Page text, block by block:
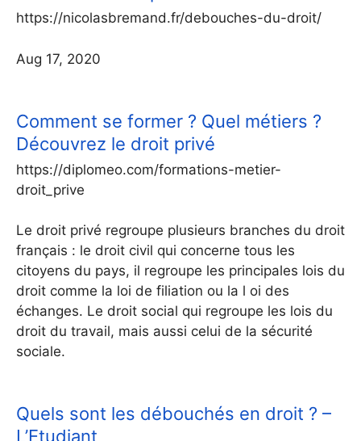
https://nicolasbremand.fr/debouches-du-droit/
Aug 17, 2020
Comment se former ? Quel métiers ?
Découvrez le droit privé
https://diplomeo.com/formations-metier-
droit_prive
Le droit privé regroupe plusieurs branches du droit
français : le droit civil qui concerne tous les
citoyens du pays, il regroupe les principales lois du
droit comme la loi de filiation ou la l oi des
échanges. Le droit social qui regroupe les lois du
droit du travail, mais aussi celui de la sécurité
sociale.
Quels sont les débouchés en droit ? –
L’Etudiant